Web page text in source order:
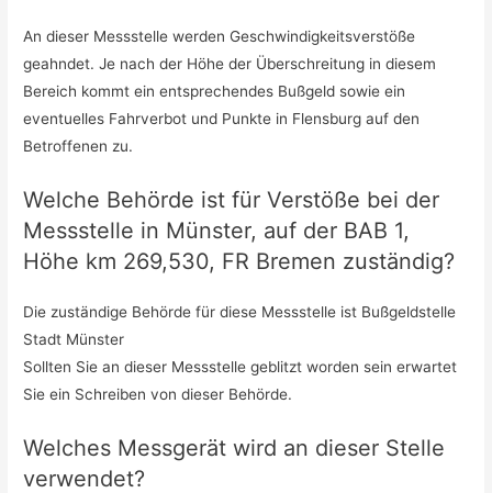
An dieser Messstelle werden Geschwindigkeitsverstöße
geahndet. Je nach der Höhe der Überschreitung in diesem
Bereich kommt ein entsprechendes Bußgeld sowie ein
eventuelles Fahrverbot und Punkte in Flensburg auf den
Betroffenen zu.
Welche Behörde ist für Verstöße bei der
Messstelle in Münster, auf der BAB 1,
Höhe km 269,530, FR Bremen zuständig?
Die zuständige Behörde für diese Messstelle ist Bußgeldstelle
Stadt Münster
Sollten Sie an dieser Messstelle geblitzt worden sein erwartet
Sie ein Schreiben von dieser Behörde.
Welches Messgerät wird an dieser Stelle
verwendet?